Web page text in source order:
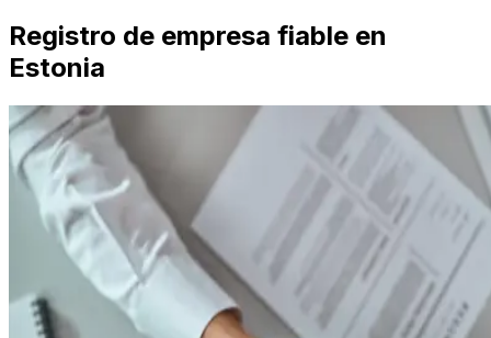
Registro de empresa fiable en
Estonia